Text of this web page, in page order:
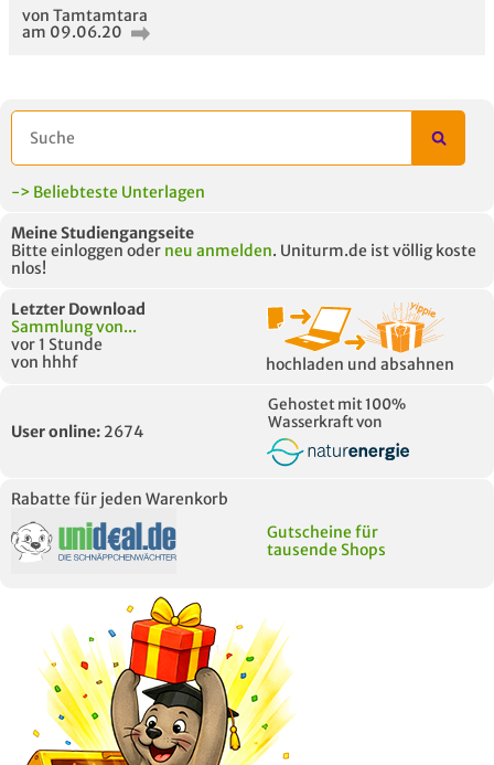
von Tamtamtara
am 09.06.20
-> Beliebteste Unterlagen
Meine Studiengangseite
Bitte einloggen oder neu anmelden. Uniturm.de ist völlig koste
nlos!
Letzter Download
Sammlung von...
vor 1 Stunde
von hhhf
hochladen und absahnen
User online: 2674
Gehostet mit 100%
Wasserkraft von
Rabatte für jeden Warenkorb
Gutscheine für
tausende Shops